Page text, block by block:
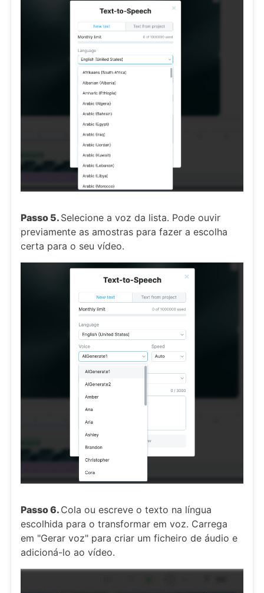
Passo 5. Selecione a voz da lista. Pode ouvir
previamente as amostras para fazer a escolha
certa para o seu vídeo.
Passo 6. Cola ou escreve o texto na língua
escolhida para o transformar em voz. Carrega
em "Gerar voz" para criar um ficheiro de áudio e
adicioná-lo ao vídeo.